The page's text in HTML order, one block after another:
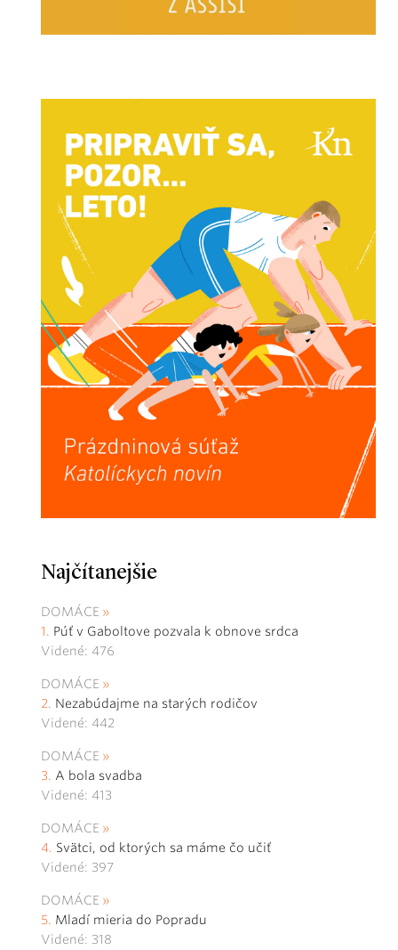
Najčítanejšie
DOMÁCE
Púť v Gaboltove pozvala k obnove srdca
Videné: 476
DOMÁCE
Nezabúdajme na starých rodičov
Videné: 442
DOMÁCE
A bola svadba
Videné: 413
DOMÁCE
Svätci, od ktorých sa máme čo učiť
Videné: 397
DOMÁCE
Mladí mieria do Popradu
Videné: 318